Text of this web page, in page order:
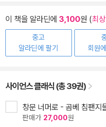
이 책을 알라딘에 3,100원 (최상
중고
알라딘에 팔기
회원
사이언스 클래식 (총 39권)
창문 너머로 - 곰베 침팬지
판매가 27,000원